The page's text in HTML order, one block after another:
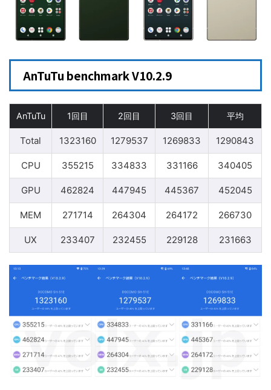
AnTuTu benchmark V10.2.9
AnTuTu 1回目 2回目 3回目 平均
Total 1323160 1279537 1269833 1290843
CPU 355215 334833 331166 340405
GPU 462824 447945 445367 452045
MEM 271714 264304 264172 266730
UX 233407 232455 229128 231663